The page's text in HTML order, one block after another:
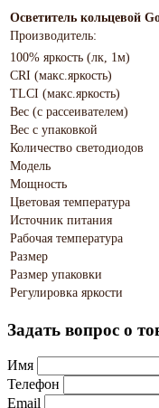
Осветитель кольцевой
Производитель:
100% яркость (лк, 1м)
CRI (макс.яркость)
TLCI (макс.яркость)
Вес (с рассеивателем)
Вес с упаковкой
Количество светодиодов
Модель
Мощность
Цветовая температура
Источник питания
Рабочая температура
Размер
Размер упаковки
Регулировка яркости
Задать вопрос о
Имя
Телефон
Email